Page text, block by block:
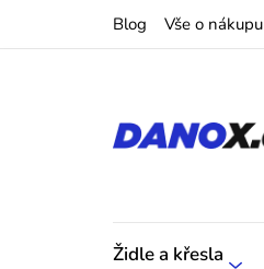
Blog Vše o nákupu
Židle a křesla